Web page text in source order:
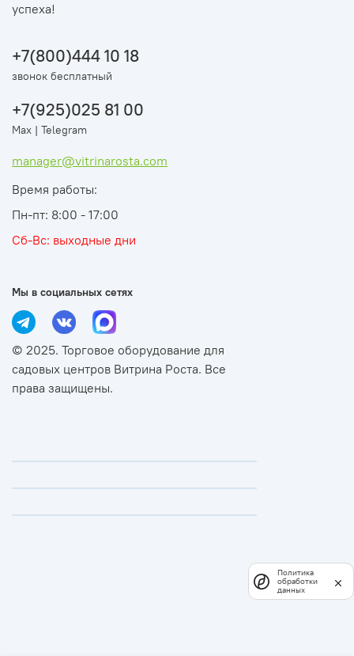
успеха!
+7(800)444 10 18
звонок бесплатный
+7(925)025 81 00
Max | Telegram
manager@vitrinarosta.com
Время работы:
Пн-пт: 8:00 - 17:00
Сб-Вс: выходные дни
Мы в социальных сетях
© 2025. Торговое оборудование для
садовых центров Витрина Роста. Все
права защищены.
Политика
обработки
данных